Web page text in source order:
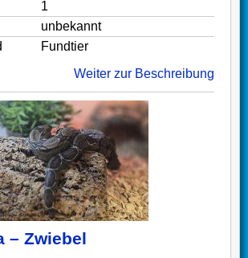
1
unbekannt
Fundtier
Weiter zur Beschreibung
– Zwiebel